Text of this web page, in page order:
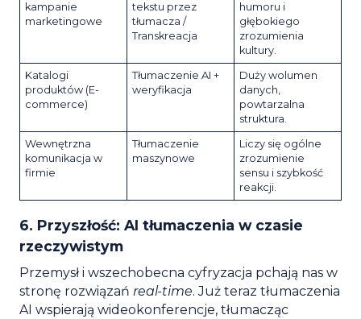
kampanie
marketingowe
tekstu przez
tłumacza /
Transkreacja
humoru i
głębokiego
zrozumienia
kultury.
Katalogi
produktów (E-
commerce)
Tłumaczenie AI +
weryfikacja
Duży wolumen
danych,
powtarzalna
struktura.
Wewnętrzna
komunikacja w
firmie
Tłumaczenie
maszynowe
Liczy się ogólne
zrozumienie
sensu i szybkość
reakcji.
6. Przyszłość: AI tłumaczenia w czasie
rzeczywistym
Przemysł i wszechobecna cyfryzacja pchają nas w
stronę rozwiązań real-time. Już teraz tłumaczenia
AI wspierają wideokonferencje, tłumacząc